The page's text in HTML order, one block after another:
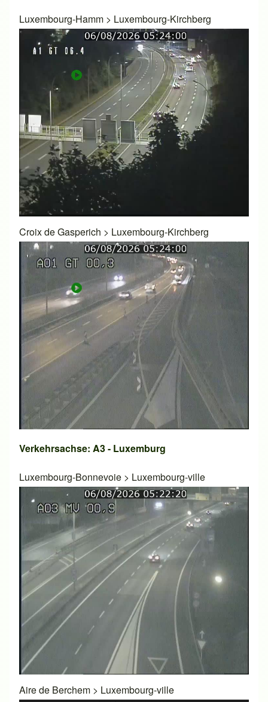
Luxembourg-Hamm > Luxembourg-Kirchberg
Croix de Gasperich > Luxembourg-Kirchberg
Verkehrsachse: A3 - Luxemburg
Luxembourg-Bonnevoie > Luxembourg-ville
Aire de Berchem > Luxembourg-ville